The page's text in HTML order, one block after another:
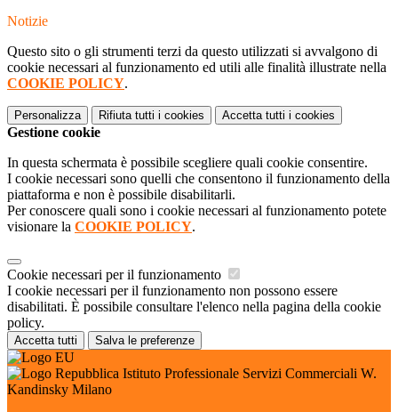
Notizie
Questo sito o gli strumenti terzi da questo utilizzati si avvalgono di
cookie necessari al funzionamento ed utili alle finalità illustrate nella
COOKIE POLICY.
Personalizza Rifiuta tutti i cookies Accetta tutti i cookies
Gestione cookie
In questa schermata è possibile scegliere quali cookie consentire.
I cookie necessari sono quelli che consentono il funzionamento della
piattaforma e non è possibile disabilitarli.
Per conoscere quali sono i cookie necessari al funzionamento potete
visionare la COOKIE POLICY.
Cookie necessari per il funzionamento
I cookie necessari per il funzionamento non possono essere
disabilitati. È possibile consultare l'elenco nella pagina della cookie
policy.
Accetta tutti Salva le preferenze
Istituto Professionale Servizi Commerciali W.
Kandinsky Milano